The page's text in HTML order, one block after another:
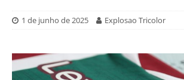
1 de junho de 2025 Explosao Tricolor